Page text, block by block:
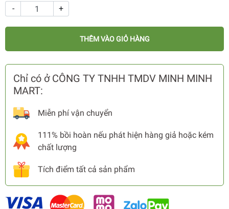
- +
THÊM VÀO GIỎ HÀNG
Chỉ có ở CÔNG TY TNHH TMDV MINH MINH
MART:
Miễn phí vận chuyển
111% bồi hoàn nếu phát hiện hàng giả hoặc kém
chất lượng
Tích điểm tất cả sản phẩm